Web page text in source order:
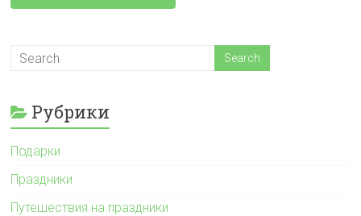
Рубрики
Подарки
Праздники
Путешествия на праздники